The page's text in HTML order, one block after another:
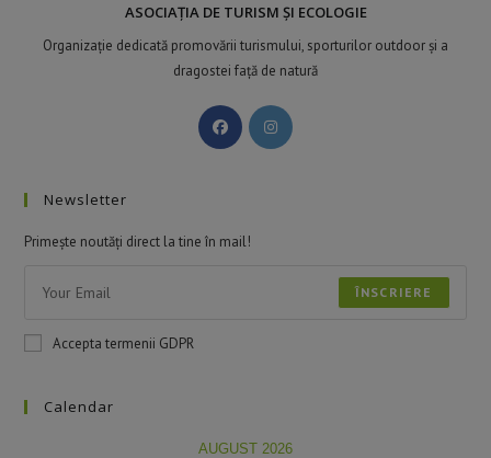
ASOCIAȚIA DE TURISM ȘI ECOLOGIE
Organizație dedicată promovării turismului, sporturilor outdoor și a
dragostei față de natură
Newsletter
Primește noutăți direct la tine în mail!
ÎNSCRIERE
Accepta termenii GDPR
Calendar
AUGUST 2026